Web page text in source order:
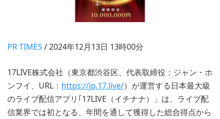
PR TIMES / 2024年12月13日 13時00分
17LIVE株式会社（東京都渋谷区、代表取締役：ジャン・ホ
ンフイ、URL： https://jp.17.live/）が運営する日本最大級
のライブ配信アプリ｢17LIVE（イチナナ）」は、ライブ配
信業界では初となる、年間を通して獲得した総合得点から